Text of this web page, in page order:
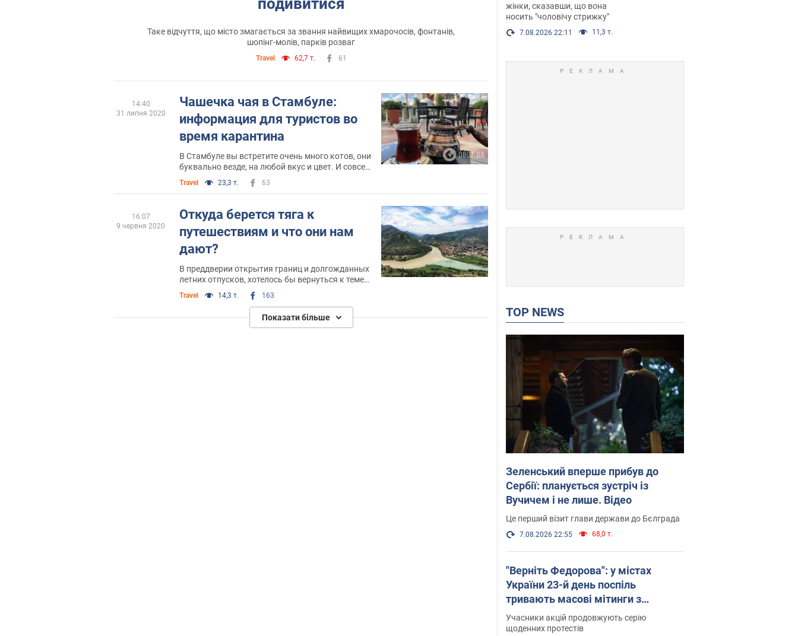
Таке відчуття, що місто змагається за звання найвищих хмарочосів, фонтанів,
шопінг-молів, парків розваг
Travel 62,7 т. 61
Чашечка чая в Стамбуле:
информация для туристов во
время карантина
В Стамбуле вы встретите очень много котов, они
буквально везде, на любой вкус и цвет. И совсем
Travel 23,3 т. 63
14:40
31 липня 2020
Откуда берется тяга к
путешествиям и что они нам
дают?
В преддверии открытия границ и долгожданных
летних отпусков, хотелось бы вернуться к теме
Travel 14,3 т. 163
16:07
9 червня 2020
Показати більше
Фото
жінки, сказавши, що вона
носить "чоловічу стрижку"
7.08.2026 22:11 11,3 т.
TOP NEWS
Зеленський вперше прибув до
Сербії: планується зустріч із
Вучичем і не лише. Відео
Це перший візит глави держави до Бєлграда
7.08.2026 22:55 68,0 т.
"Верніть Федорова": у містах
України 23-й день поспіль
тривають масові мітинги з
картонками. Фото і відео
Учасники акцій продовжують серію
щоденних протестів